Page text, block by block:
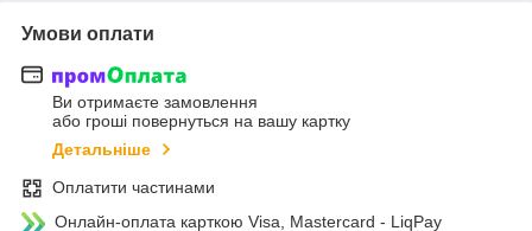
Умови оплати
Ви отримаєте замовлення
або гроші повернуться на вашу картку
Детальніше
Оплатити частинами
Онлайн-оплата карткою Visa, Mastercard - LiqPay